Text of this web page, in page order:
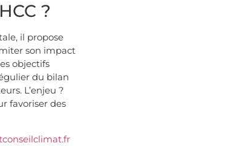
?
il propose
son impact
objectifs
du bilan
L’enjeu ?
favoriser des